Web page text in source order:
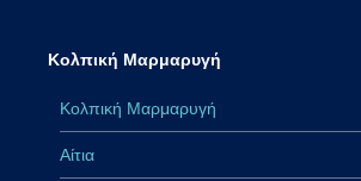
Κολπική Μαρμαρυγή
Κολπική Μαρμαρυγή
Αίτια